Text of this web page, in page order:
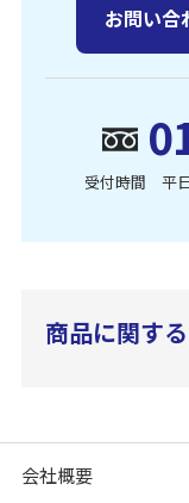
受付時間 平
お問い合
商品に関す
会社概要